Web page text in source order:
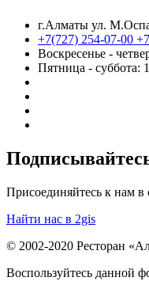
г.Алматы ул.
+7(727) 254-07-00
Воскресенье -
Пятница - суббота:
Присоединяйтесь к нам в
Найти нас в 2gis
© 2002-2020 Ресторан
Воспользуйтесь данной